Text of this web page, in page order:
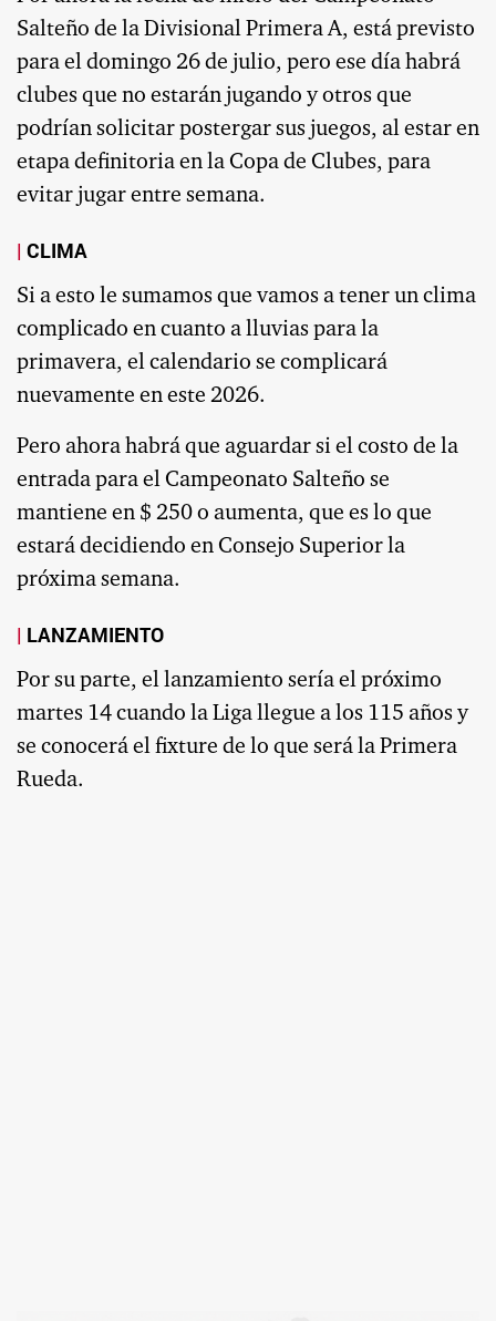
Salteño de la Divisional Primera A, está previsto
para el domingo 26 de julio, pero ese día habrá
clubes que no estarán jugando y otros que
podrían solicitar postergar sus juegos, al estar en
etapa definitoria en la Copa de Clubes, para
evitar jugar entre semana.
CLIMA
Si a esto le sumamos que vamos a tener un clima
complicado en cuanto a lluvias para la
primavera, el calendario se complicará
nuevamente en este 2026.
Pero ahora habrá que aguardar si el costo de la
entrada para el Campeonato Salteño se
mantiene en $ 250 o aumenta, que es lo que
estará decidiendo en Consejo Superior la
próxima semana.
LANZAMIENTO
Por su parte, el lanzamiento sería el próximo
martes 14 cuando la Liga llegue a los 115 años y
se conocerá el fixture de lo que será la Primera
Rueda.